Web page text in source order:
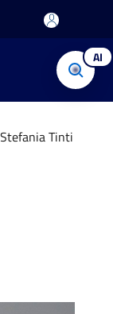
AI
Stefania Tinti